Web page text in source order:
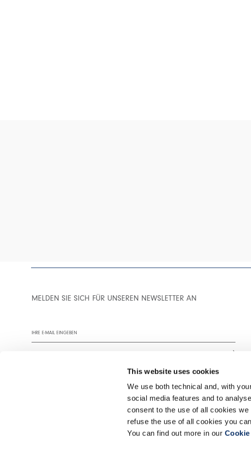
This website uses cookies
We use both technical and, with
social media features and to
consent to the use of all cookies
refuse the use of all cookies you
You can find out more in our
MELDEN SIE SICH FÜR UNSEREN NEWSLETTER AN
Wir empfehlen Ihnen, unsere Datenschutzrichtlinie vollständig zu lesen.